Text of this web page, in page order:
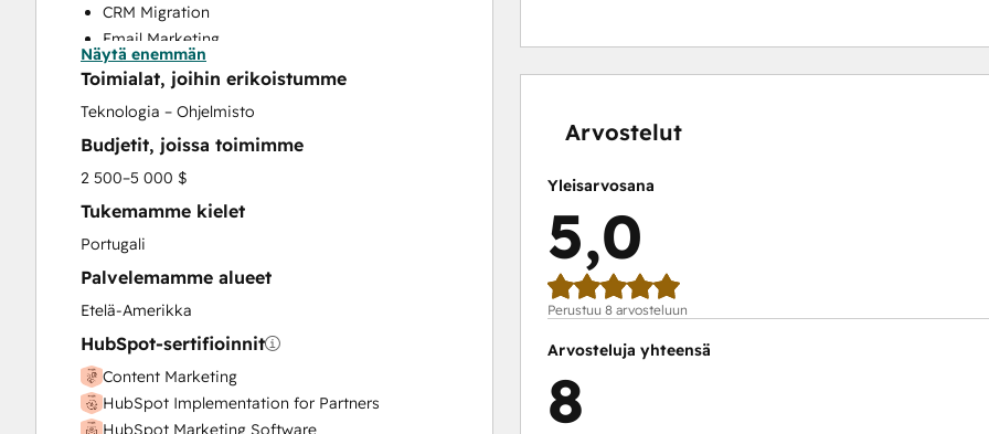
CRM Migration
Email Marketing
Full Inbound Marketing Services
Paid Advertising
Sales and Marketing Alignment
Sales Coaching and Training
Search Engine Optimization
Website Design
Website Development
Website Migration
Näytä enemmän
Toimialat, joihin erikoistumme
Teknologia – Ohjelmisto
Budjetit, joissa toimimme
2 500–5 000 $
Tukemamme kielet
Portugali
Palvelemamme alueet
Etelä-Amerikka
HubSpot-sertifioinnit
Content Marketing
HubSpot Implementation for Partners
HubSpot Marketing Software
Arvostelut
Yleisarvosana
5,0
Perustuu 8 arvosteluun
Arvosteluja yhteensä
8